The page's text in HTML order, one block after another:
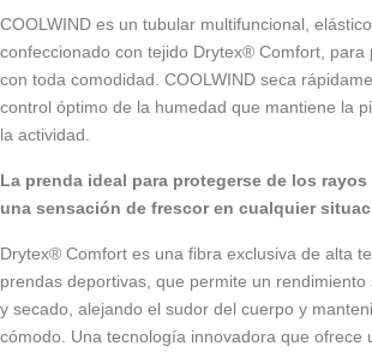
COOLWIND es un tubular multifuncional,
confeccionado con tejido Drytex® Comfort, para
con toda comodidad. COOLWIND seca
control óptimo de la humedad que mantiene la
la actividad.
La prenda ideal para protegerse de los
una sensación de frescor en cualquier
Drytex® Comfort es una fibra exclusiva de alta
prendas deportivas, que permite un
y secado, alejando el sudor del cuerpo y
cómodo. Una tecnología innovadora que ofrece